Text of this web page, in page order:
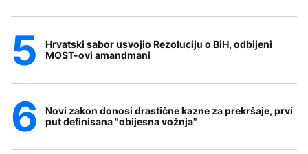
Hrvatski sabor usvojio Rezoluciju o BiH, odbijeni
MOST-ovi amandmani
Novi zakon donosi drastične kazne za prekršaje, prvi
put definisana "obijesna vožnja"